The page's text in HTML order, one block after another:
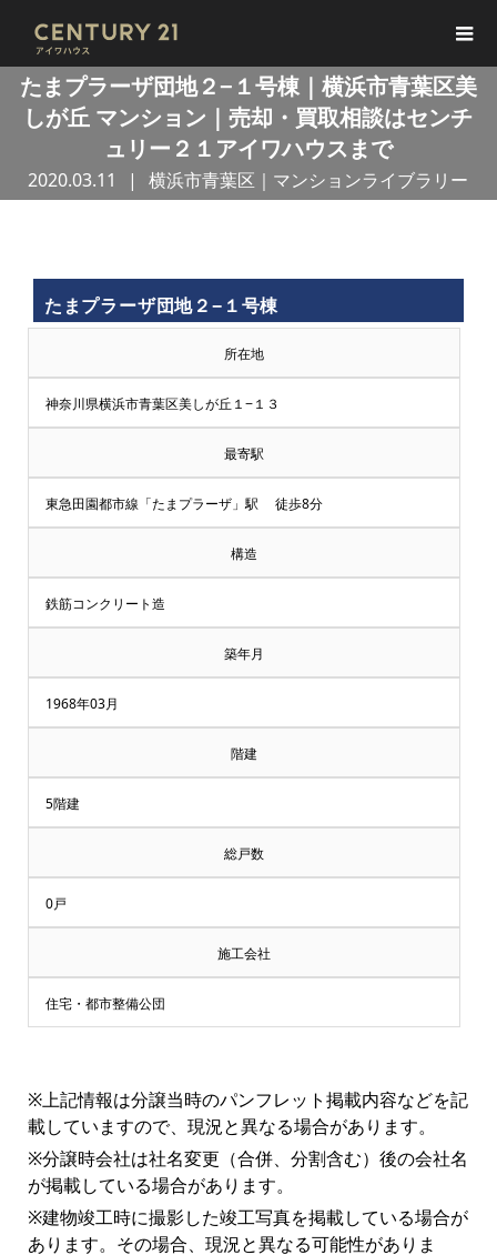
たまプラーザ団地２−１号棟｜横浜市青葉区美
しが丘 マンション｜売却・買取相談はセンチ
ュリー２１アイワハウスまで
2020.03.11 横浜市青葉区｜マンションライブラリー
買
取
王
で
売
却・
取
談
付
中
♪
横
浜
青
葉
区
たまプラーザ団地２−１号棟
所在地
神奈川県横浜市青葉区美しが丘１−１３
最寄駅
東急田園都市線「たまプラーザ」駅 徒歩8分
構造
鉄筋コンクリート造
築年月
1968年03月
階建
5階建
総戸数
0戸
施工会社
住宅・都市整備公団
※上記情報は分譲当時のパンフレット掲載内容などを記
載していますので、現況と異なる場合があります。
※分譲時会社は社名変更（合併、分割含む）後の会社名
が掲載している場合があります。
※建物竣工時に撮影した竣工写真を掲載している場合が
あります。その場合、現況と異なる可能性がありま